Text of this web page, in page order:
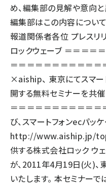
め、編集部の見解や意向と
編集部はこの内容について
報道関係者各位 プレスリ
ロックウェーブ ＝＝＝
＝＝＝＝＝＝＝＝＝＝＝
×aiship、 東京にてスマー
開する無料セミナーを共
＝＝＝＝＝＝＝＝＝＝＝
び、スマートフォンecパッ
http://www.aiship.jp/
供する株式会社ロック ウ
が、2011年4月19日(火)
いたします。 本セミナーで